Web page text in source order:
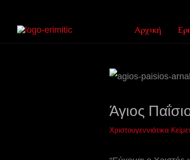
Αρχική
Άγιος
Χριστουγεννιάτικα